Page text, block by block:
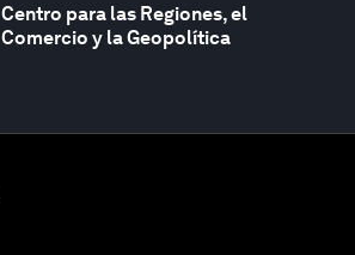
Centro para las Regiones, el
Comercio y la Geopolítica